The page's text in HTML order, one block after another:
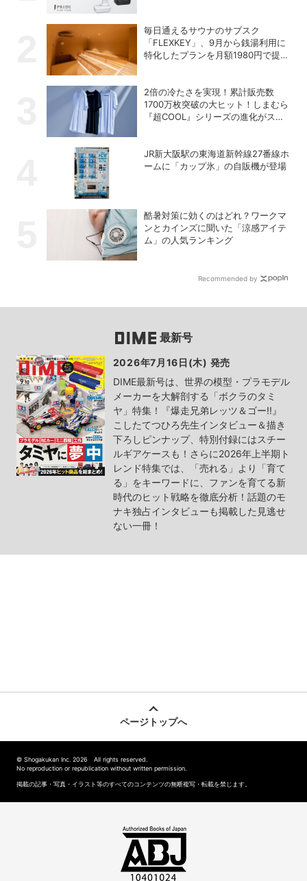
毎日通えるサウナのサブスク
「FLEXKEY」、9月から銭湯利用に
特化したプランを月額1980円で提供
2倍の冷たさを実現！累計販売数
1700万枚突破の大ヒット！しまむら
『超COOL』シリーズの進化がスゴ
JR新大阪駅の東海道新幹線27番線ホ
ームに「カップ氷」の自販機が登場
酷暑対策に効くのはどれ？ワークマ
ンとカインズに聞いた「涼感アイテ
ム」の人気ランキング
Recommended by
最新号
2026年7月16日(木) 発売
DIME最新号は、世界の模型・プラモデル
メーカーを大解剖する「ボクラのタミ
ヤ」特集！『爆走兄弟レッツ＆ゴー!!』
こしたてつひろ先生インタビュー＆描き
下ろしピンナップ、特別付録にはスチー
ルギアケースも！さらに2026年上半期ト
レンド特集では、「売れる」より「育て
る」をキーワードに、ファンを育てる新
時代のヒット戦略を徹底分析！話題のモ
ナキ独占インタビューも掲載した見逃せ
ない一冊！
ページトップへ
© Shogakukan Inc. 2026 All rights reserved.
No reproduction or republication without written permission.
掲載の記事・写真・イラスト等のすべてのコンテンツの無断複写・転載を禁じます。